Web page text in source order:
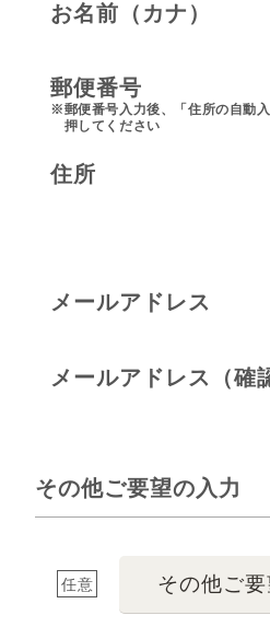
お名前（カナ）
郵便番号
※郵便番号入力後、「住所の自動
押してください
住所
メールアドレス
メールアドレス（確
その他ご要望の入力
任意 その他ご